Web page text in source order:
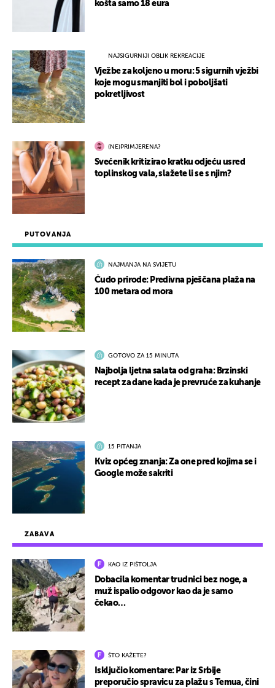
ZABAVA
KAO IZ PIŠTOLJA
Dobacila komentar trudnici bez noge, a
muž ispalio odgovor kao da je samo
čekao…
ŠTO KAŽETE?
Isključio komentare: Par iz Srbije
preporučio spravicu za plažu s Temua, čini
PUTOVANJA
NAJMANJA NA SVIJETU
Čudo prirode: Predivna pješčana plaža na
100 metara od mora
GOTOVO ZA 15 MINUTA
Najbolja ljetna salata od graha: Brzinski
recept za dane kada je prevruće za kuhanje
15 PITANJA
Kviz općeg znanja: Za one pred kojima se i
Google može sakriti
košta samo 18 eura
NAJSIGURNIJI OBLIK REKREACIJE
Vježbe za koljeno u moru: 5 sigurnih vježbi
koje mogu smanjiti bol i poboljšati
pokretljivost
(NE)PRIMJERENA?
Svećenik kritizirao kratku odjeću usred
toplinskog vala, slažete li se s njim?